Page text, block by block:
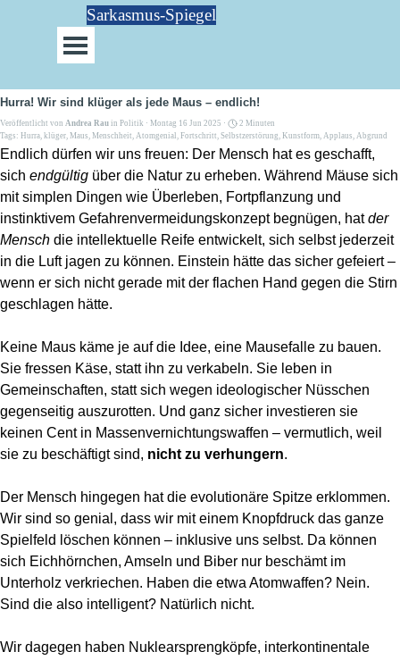
Direkt zum SeiteninhaltSarkasmus-Spiegel
Menü überspringen
Hurra! Wir sind klüger als jede Maus – endlich!
Veröffentlicht von Andrea Rau in Politik · Montag 16 Jun 2025 ·
2 Minuten
Tags: Hurra, klüger, Maus, Menschheit, Atomgenial , Fortschritt, Selbstzerstörung, Kunstform, Applaus, Abgrund
Endlich dürfen wir uns freuen: Der Mensch hat es geschafft,
sich endgültig über die Natur zu erheben. Während Mäuse sich
mit simplen Dingen wie Überleben, Fortpflanzung und
instinktivem Gefahrenvermeidungskonzept begnügen, hatder
Mensch die intellektuelle Reife entwickelt, sich selbst jederzeit
in die Luft jagen zu können. Einstein hätte das sicher gefeiert –
wenn er sich nicht gerade mit der flachen Hand gegen die Stirn
geschlagen hätte.
Keine Maus käme je auf die Idee, eine Mausefalle zu bauen.
Sie fressen Käse, statt ihn zu verkabeln. Sie leben in
Gemeinschaften, statt sich wegen ideologischer Nüsschen
gegenseitig auszurotten. Und ganz sicher investieren sie
keinen Cent in Massenvernichtungswaffen – vermutlich, weil
sie zu beschäftigt sind, nicht zu verhungern.
Der Mensch hingegen hat die evolutionäre Spitze erklommen.
Wir sind so genial, dass wir mit einem Knopfdruck das ganze
Spielfeld löschen können – inklusive uns selbst. Da können
sich Eichhörnchen, Amseln und Biber nur beschämt im
Unterholz verkriechen. Haben die etwa Atomwaffen? Nein.
Sind die also intelligent? Natürlich nicht.
Wir dagegen haben Nuklearsprengköpfe, interkontinentale